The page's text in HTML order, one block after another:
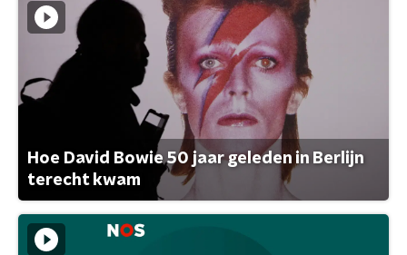
Hoe David Bowie 50 jaar geleden in Berlijn
terecht kwam